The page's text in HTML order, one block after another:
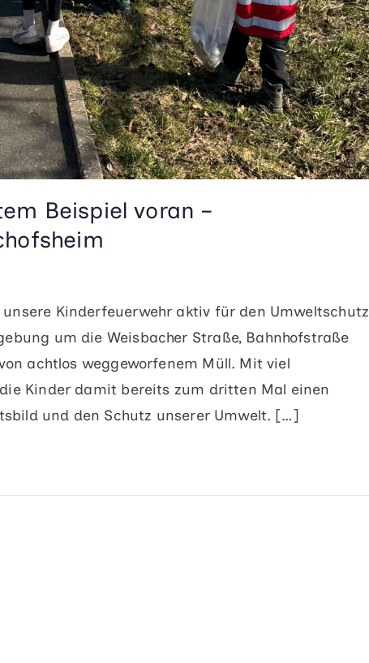
Beispiel voran –
Kinderfeuerwehr aktiv für den Umweltschutz
um die Weisbacher Straße, Bahnhofstraße
achtlos weggeworfenem Müll. Mit viel
Kinder damit bereits zum dritten Mal einen
und den Schutz unserer Umwelt. […]